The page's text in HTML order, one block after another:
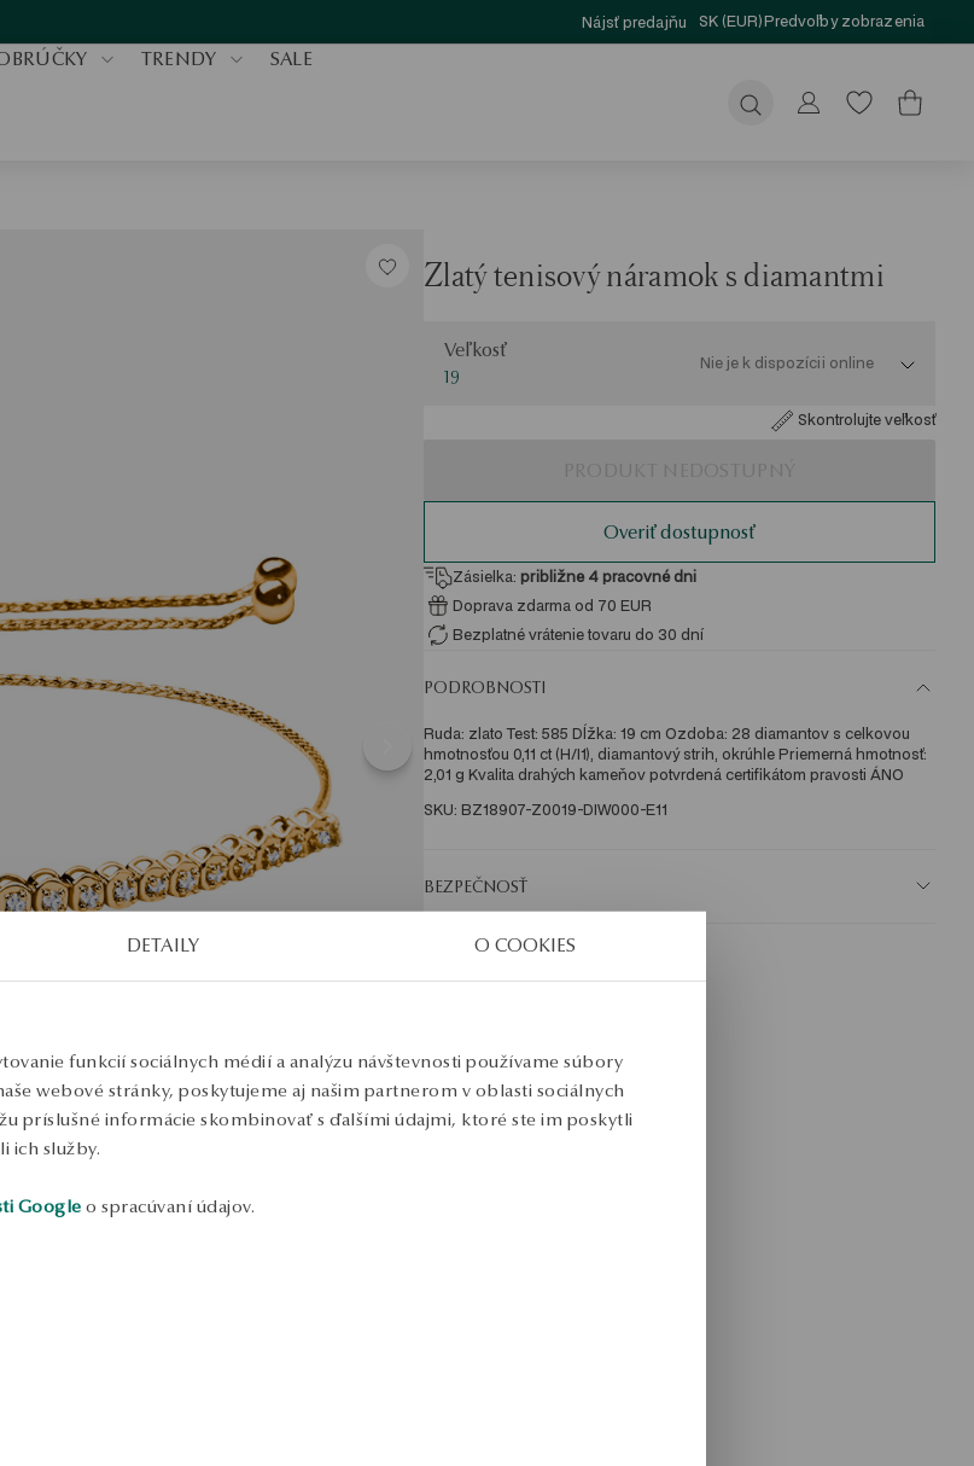
DETAILY O COOKIES
funkcií sociálnych médií a analýzu návštevnosti používame súbory
webové stránky, poskytujeme aj našim partnerom v oblasti sociálnych
príslušné informácie skombinovať s ďalšími údajmi, ktoré ste im poskytli
ich služby.
Google o spracúvaní údajov.
Nájsť predajňu SK (EUR)Predvoľby zobrazenia
TRENDY SALE
Odoslať
Zlatý tenisový náramok s diamantmi
Veľkosť
19
Nie je k dispozícii online
Skontrolujte veľkosť
Overiť dostupnosť
Zásielka: približne 4 pracovné dni
Doprava zdarma od 70 EUR
Bezplatné vrátenie tovaru do 30 dní
PODROBNOSTI
Ruda: zlato Test: 585 Dĺžka: 19 cm Ozdoba: 28 diamantov s celkovou
hmotnosťou 0,11 ct (H/I1), diamantový strih, okrúhle Priemerná hmotnosť:
2,01 g Kvalita drahých kameňov potvrdená certifikátom pravosti ÁNO
SKU: BZ18907-Z0019-DIW000-E11
BEZPEČNOSŤ